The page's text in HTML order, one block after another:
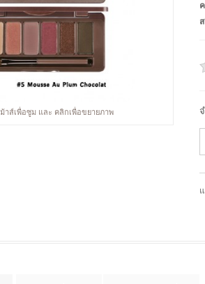
ม้าส์เพื่อซูม และ คลิกเพื่อขยายภาพ